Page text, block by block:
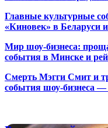
Главные культурные
«Киновек» в Беларуси
Мир шоу-бизнеса:
события в Минске и
Смерть Мэгги Смит и
события шоу-бизнеса —